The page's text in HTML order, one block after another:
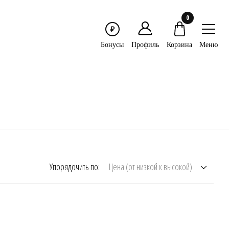
₽
Бонусы Профиль
0
Корзина Меню
Упорядочить по: Цена (от низкой к высокой)